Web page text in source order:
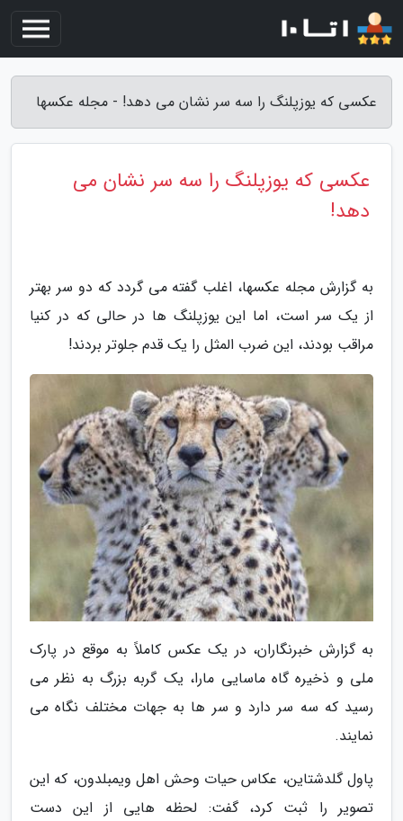
عکسی که یوزپلنگ را سه سر نشان می دهد! - مجله عکسها
عکسی که یوزپلنگ را سه سر نشان می
دهد!
به گزارش مجله عکسها، اغلب گفته می گردد که دو سر بهتر
از یک سر است، اما این یوزپلنگ ها در حالی که در کنیا
مراقب بودند، این ضرب المثل را یک قدم جلوتر بردند!
به گزارش خبرنگاران، در یک عکس کاملاً به موقع در پارک
ملی و ذخیره گاه ماسایی مارا، یک گربه بزرگ به نظر می
رسید که سه سر دارد و سر ها به جهات مختلف نگاه می
نمایند.
پاول گلدشتاین، عکاس حیات وحش اهل ویمبلدون، که این
تصویر را ثبت کرد، گفت: لحظه هایی از این دست